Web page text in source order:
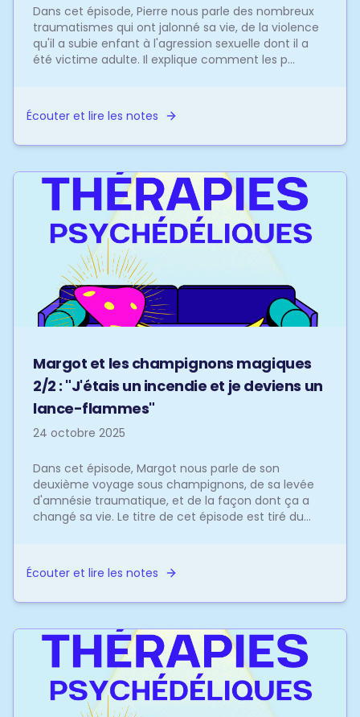
Dans cet épisode, Pierre nous parle des nombreux
traumatismes qui ont jalonné sa vie, de la violence
qu'il a subie enfant à l'agression sexuelle dont il a
été victime adulte. Il explique comment les p...
Écouter et lire les notes
Margot et les champignons magiques
2/2 : "J'étais un incendie et je deviens un
lance-flammes"
24 octobre 2025
Dans cet épisode, Margot nous parle de son
deuxième voyage sous champignons, de sa levée
d'amnésie traumatique, et de la façon dont ça a
changé sa vie. Le titre de cet épisode est tiré du
Écouter et lire les notes